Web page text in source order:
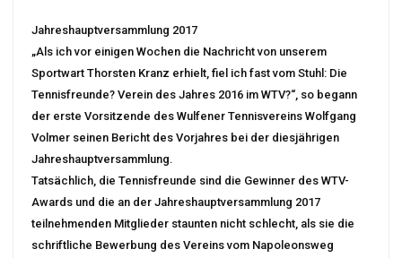
Jahreshauptversammlung 2017
„Als ich vor einigen Wochen die Nachricht von unserem
Sportwart Thorsten Kranz erhielt, fiel ich fast vom Stuhl: Die
Tennisfreunde? Verein des Jahres 2016 im WTV?“, so begann
der erste Vorsitzende des Wulfener Tennisvereins Wolfgang
Volmer seinen Bericht des Vorjahres bei der diesjährigen
Jahreshauptversammlung.
Tatsächlich, die Tennisfreunde sind die Gewinner des WTV-
Awards und die an der Jahreshauptversammlung 2017
teilnehmenden Mitglieder staunten nicht schlecht, als sie die
schriftliche Bewerbung des Vereins vom Napoleonsweg